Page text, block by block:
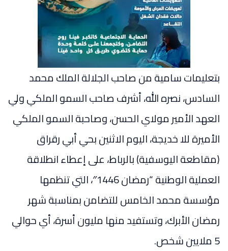
بتعليمات سامية من صاحب الجلالة الملك محمد
السادس، نصره الله، أشرف صاحب السمو الملكي ولي
العهد الأمير مولاي الحسن، وصاحبة السمو الملكي
الأميرة للا خديجة، اليوم الاثنين بحي أبي رقراق
(مقاطعة اليوسفية) بالرباط، على إعطاء انطلاقة
العملية الوطنية “رمضان 1446″، التي تنظمها
مؤسسة محمد الخامس للتضامن بمناسبة شهر
رمضان الأبرك، وتستفيد منها مليون أسرة، أي حوالي
5 ملايين شخص.